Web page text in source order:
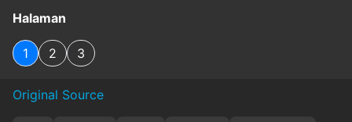
Halaman
1 2 3
Original Source